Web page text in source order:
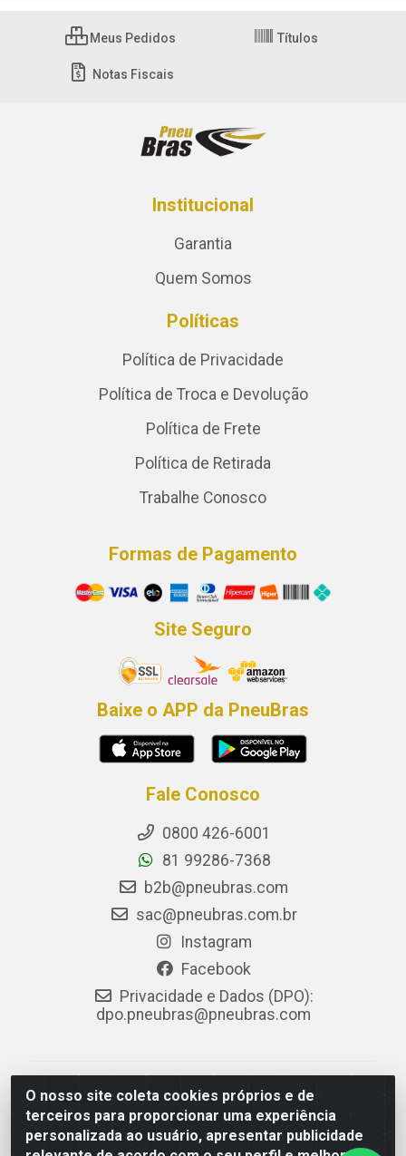
O nosso site coleta cookies próprios e de
terceiros para proporcionar uma experiência
personalizada ao usuário, apresentar publicidade
Meus Pedidos Títulos
Notas Fiscais
Institucional
Garantia
Quem Somos
Políticas
Política de Privacidade
Política de Troca e Devolução
Política de Frete
Política de Retirada
Trabalhe Conosco
Formas de Pagamento
Site Seguro
Baixe o APP da PneuBras
Fale Conosco
0800 426-6001
81 99286-7368
b2b@pneubras.com
sac@pneubras.com.br
Instagram
Facebook
Privacidade e Dados (DPO):
dpo.pneubras@pneubras.com
PneuBras - Rodovia BR-101, KM 82 - Prazeres,
Jaboatão dos Guararapes/PE - CEP 54.335-000 - CNPJ
08.678.386/0001-05 - Pneubras Comércio de Pneus
Ltda